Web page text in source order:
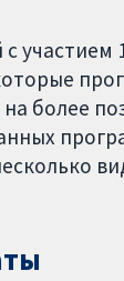
участием
более